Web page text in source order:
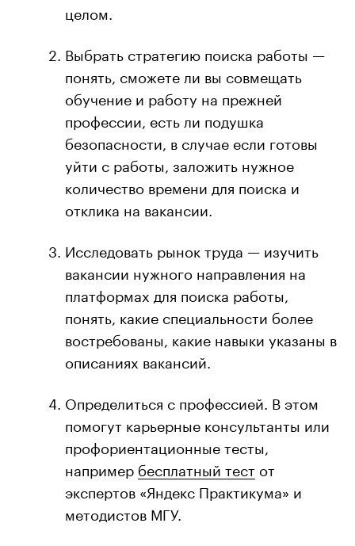
целом.
Выбрать стратегию поиска работы —
понять, сможете ли вы совмещать
обучение и работу на прежней
профессии, есть ли подушка
безопасности, в случае если готовы
уйти с работы, заложить нужное
количество времени для поиска и
отклика на вакансии.
Исследовать рынок труда — изучить
вакансии нужного направления на
платформах для поиска работы,
понять, какие специальности более
востребованы, какие навыки указаны в
описаниях вакансий.
Определиться с профессией. В этом
помогут карьерные консультанты или
профориентационные тесты,
например бесплатный тест от
экспертов «Яндекс Практикума» и
методистов МГУ.